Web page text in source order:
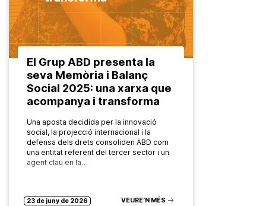
El Grup ABD presenta la
seva Memòria i Balanç
Social 2025: una xarxa que
acompanya i transforma
Una aposta decidida per la innovació
social, la projecció internacional i la
defensa dels drets consoliden ABD com
una entitat referent del tercer sector i un
agent clau en la…
23 de juny de 2026 VEURE’N MÉS